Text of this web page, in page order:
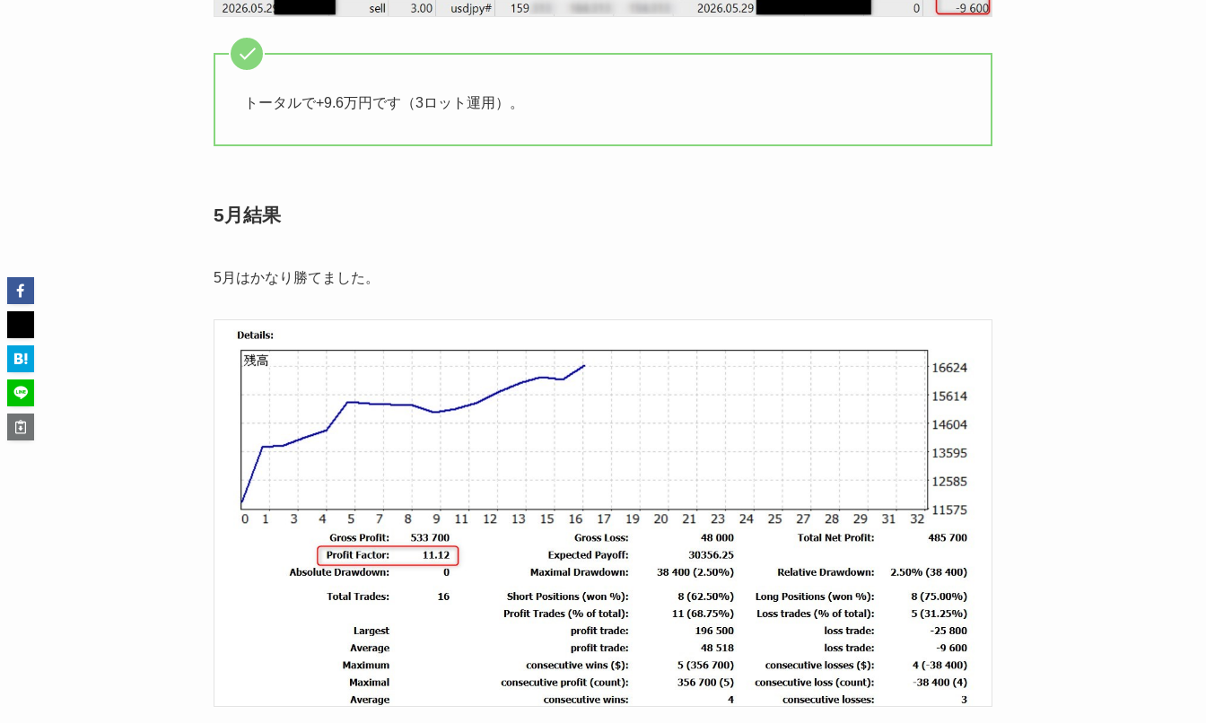
トータルで+9.6万円です（3ロット運用）。
5月結果
5月はかなり勝てました。